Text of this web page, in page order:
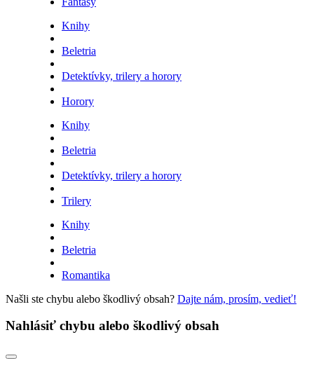
Knihy
Beletria
Detektívky, trilery a horory
Horory
Knihy
Beletria
Detektívky, trilery a horory
Trilery
Knihy
Beletria
Romantika
Našli ste chybu alebo škodlivý obsah? Dajte nám, prosím, vedieť!
Nahlásiť chybu alebo škodlivý obsah